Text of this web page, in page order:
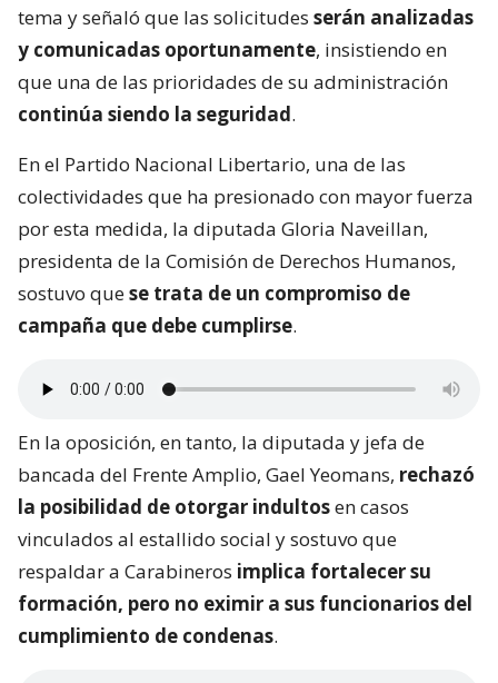
tema y señaló que las solicitudes serán analizadas
y comunicadas oportunamente, insistiendo en
que una de las prioridades de su administración
continúa siendo la seguridad.
En el Partido Nacional Libertario, una de las
colectividades que ha presionado con mayor fuerza
por esta medida, la diputada Gloria Naveillan,
presidenta de la Comisión de Derechos Humanos,
sostuvo quese trata de un compromiso de
campaña que debe cumplirse.
En la oposición, en tanto, la diputada y jefa de
bancada del Frente Amplio, Gael Yeomans, rechazó
la posibilidad de otorgar indultosen casos
vinculados al estallido social y sostuvo que
respaldar a Carabineros implica fortalecer su
formación, pero no eximir a sus funcionarios del
cumplimiento de condenas.